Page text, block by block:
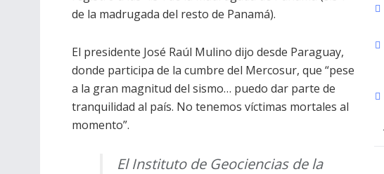
de la madrugada del resto de Panamá).
El presidente José Raúl Mulino dijo desde Paraguay,
donde participa de la cumbre del Mercosur, que “pese
a la gran magnitud del sismo… puedo dar parte de
tranquilidad al país. No tenemos víctimas mortales al
momento”.
El Instituto de Geociencias de la